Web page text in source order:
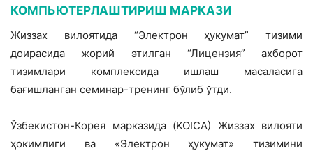
КОМПЬЮТЕРЛАШТИРИШ МАРКАЗИ
Жиззах вилоятида “Электрон ҳукумат” тизими
доирасида жорий этилган “Ли­цензия” ахборот
тизимлари комплексида ишлаш масаласига
бағишланган семи­нар-тренинг бўлиб ўтди.
Ўзбекистон-Корея марказида (KOICA) Жиззах вилояти
ҳокимлиги ва «Элек­трон ҳукумат» тизимини